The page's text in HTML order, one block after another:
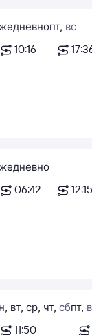
10:16
пт, вс
06:42
12:15
, вт, ср, чт, сб
11:50
пт,